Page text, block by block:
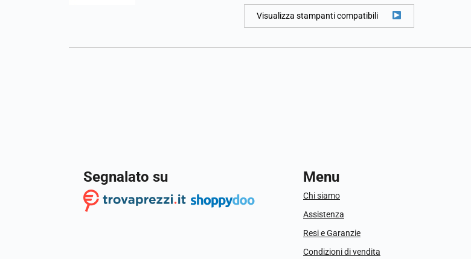
Visualizza stampanti compatibili
Segnalato su Menu
Chi siamo
Assistenza
Resi e Garanzie
Condizioni di vendita